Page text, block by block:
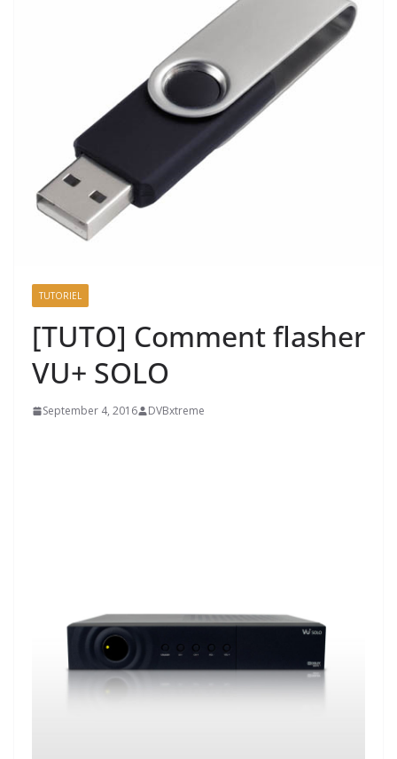
TUTORIEL
[TUTO] Comment flasher
VU+ SOLO
September 4, 2016 DVBxtreme